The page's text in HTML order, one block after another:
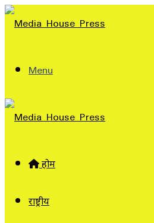
Menu
होम
राष्ट्रीय